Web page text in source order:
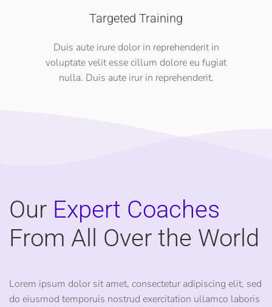
Targeted Training
Duis aute irure dolor in reprehenderit in
voluptate velit esse cillum dolore eu fugiat
nulla. Duis aute irur in reprehenderit.
Our Expert Coaches
From All Over the World
Lorem ipsum dolor sit amet, consectetur adipiscing elit, sed
do eiusmod temporuis nostrud exercitation ullamco laboris